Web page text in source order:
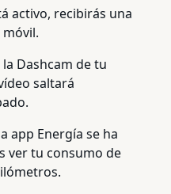
activo, recibirás una
Dashcam de tu
saltará
app Energía se ha
ver tu consumo de